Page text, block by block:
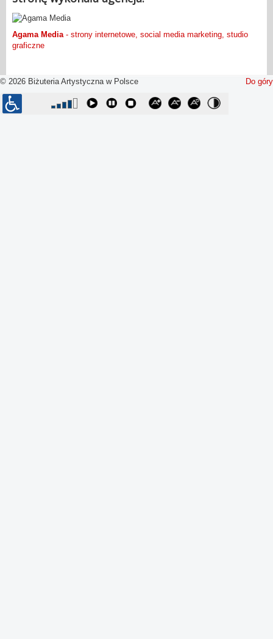
Agama Media - strony internetowe, social media marketing, studio
graficzne
Do góry
© 2026 Biżuteria Artystyczna w Polsce